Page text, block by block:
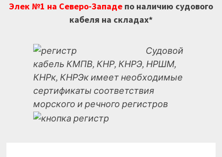
Элек №1 на Северо-Западепо наличию судового
кабеля на складах*
Судовой
кабель КМПВ, КНР, КНРЭ, НРШМ,
КНРк, КНРЭк имеет необходимые
сертификаты соответствия
морского и речного регистров